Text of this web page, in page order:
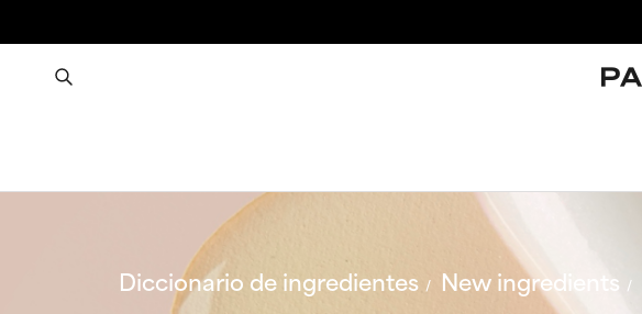
Diccionario de ingredientes New ingredients